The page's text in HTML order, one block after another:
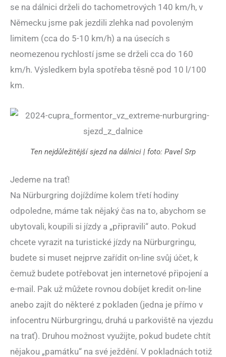
se na dálnici drželi do tachometrových 140 km/h, v
Německu jsme pak jezdili zlehka nad povoleným
limitem (cca do 5-10 km/h) a na úsecích s
neomezenou rychlostí jsme se drželi cca do 160
km/h. Výsledkem byla spotřeba těsně pod 10 l/100
km.
Ten nejdůležitější sjezd na dálnici | foto: Pavel Srp
Jedeme na trať!
Na Nürburgring dojíždíme kolem třetí hodiny
odpoledne, máme tak nějaký čas na to, abychom se
ubytovali, koupili si jízdy a „připravili“ auto. Pokud
chcete vyrazit na turistické jízdy na Nürburgringu,
budete si muset nejprve zařídit on-line svůj účet, k
čemuž budete potřebovat jen internetové připojení a
e-mail. Pak už můžete rovnou dobíjet kredit on-line
anebo zajít do některé z pokladen (jedna je přímo v
infocentru Nürburgringu, druhá u parkoviště na vjezdu
na trať). Druhou možnost využijte, pokud budete chtít
nějakou „památku“ na své ježdění. V pokladnách totiž